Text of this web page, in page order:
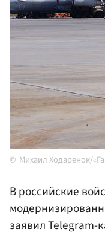
Михаил Ходаренок/
В российские
заявил Telegram-